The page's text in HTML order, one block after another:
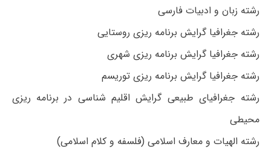
رشته زبان و ادبیات فارسی
رشته جغرافیا گرایش برنامه ریزی روستایی
رشته جغرافیا گرایش برنامه ریزی شهری
رشته جغرافیا گرایش برنامه ریزی توریسم
رشته جغرافیای طبیعی گرایش اقلیم شناسی در برنامه ریزی
محیطی
رشته الهیات و معارف اسلامی (فلسفه و کلام اسلامی)